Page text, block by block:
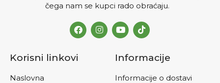
čega nam se kupci rado obraćaju.
Korisni linkovi
Naslovna
Informacije
Informacije o dostavi